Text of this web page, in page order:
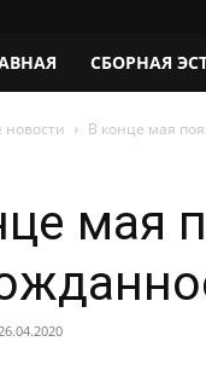
СБОРНАЯ
новости В конце мая
мая